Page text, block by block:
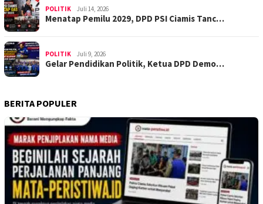
POLITIK Juli 14, 2026
Menatap Pemilu 2029, DPD PSI Ciamis Tanc…
POLITIK Juli 9, 2026
Gelar Pendidikan Politik, Ketua DPD Demo…
BERITA POPULER